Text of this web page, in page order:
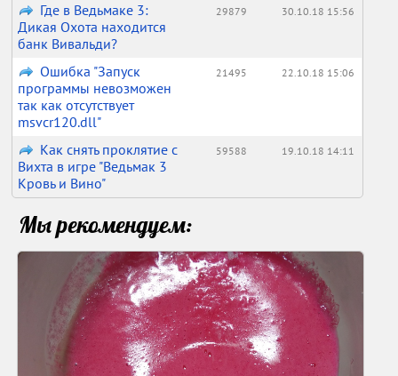
Где в Ведьмаке 3:
Дикая Охота находится
банк Вивальди?
29879 30.10.18 15:56
Ошибка "Запуск
программы невозможен
так как отсутствует
msvcr120.dll"
21495 22.10.18 15:06
Как снять проклятие с
Вихта в игре "Ведьмак 3
Кровь и Вино"
59588 19.10.18 14:11
Мы рекомендуем: